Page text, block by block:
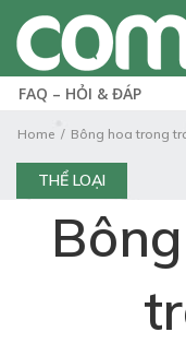
FAQ – HỎI & ĐÁP
Home Bông hoa trong
THỂ LOẠI